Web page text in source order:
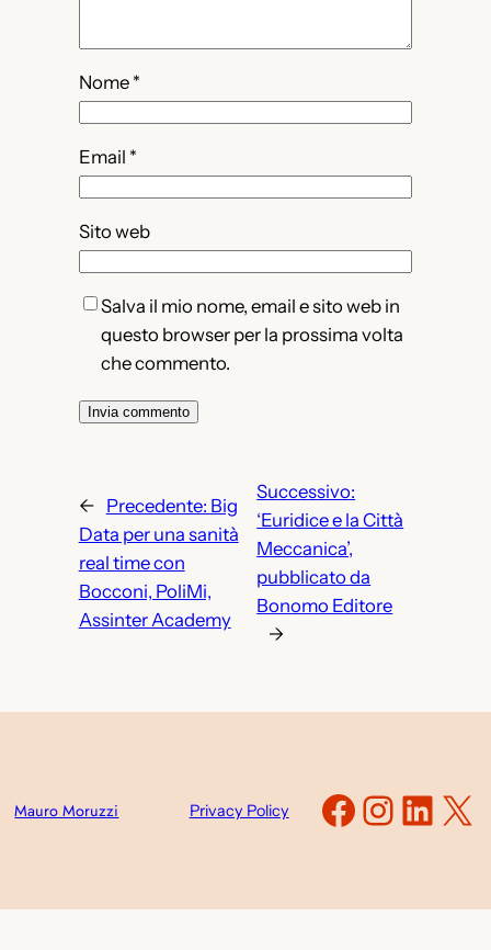
Nome *
Email *
Sito web
Salva il mio nome, email e sito web in
questo browser per la prossima volta
che commento.
← Precedente: Big
Data per una sanità
real time con
Bocconi, PoliMi,
Assinter Academy
Successivo:
‘Euridice e la Città
Meccanica’,
pubblicato da
Bonomo Editore
→
Mauro Moruzzi Privacy Policy X